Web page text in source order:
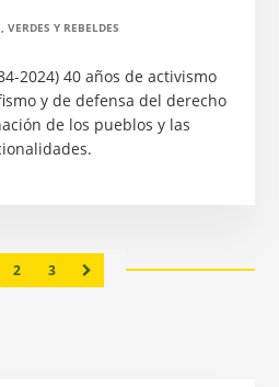
VERDES Y REBELDES
2024) 40 años de activismo
y de defensa del derecho
de los pueblos y las
Página
2 Página
3